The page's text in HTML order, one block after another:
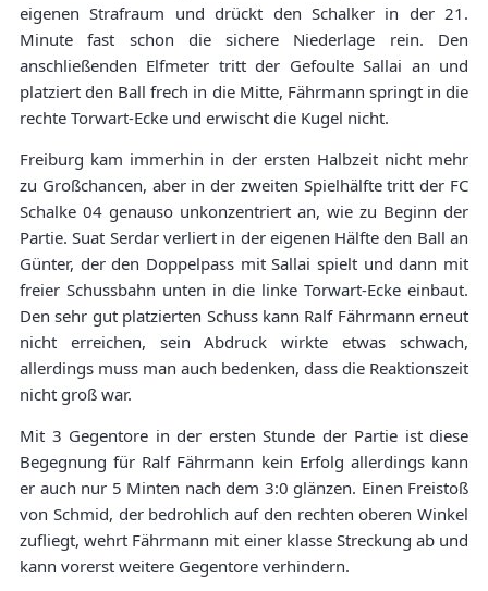
eigenen Strafraum und drückt den Schalker in der 21.
Minute fast schon die sichere Niederlage rein. Den
anschließenden Elfmeter tritt der Gefoulte Sallai an und
platziert den Ball frech in die Mitte, Fährmann springt in die
rechte Torwart-Ecke und erwischt die Kugel nicht.
Freiburg kam immerhin in der ersten Halbzeit nicht mehr
zu Großchancen, aber in der zweiten Spielhälfte tritt der FC
Schalke 04 genauso unkonzentriert an, wie zu Beginn der
Partie. Suat Serdar verliert in der eigenen Hälfte den Ball an
Günter, der den Doppelpass mit Sallai spielt und dann mit
freier Schussbahn unten in die linke Torwart-Ecke einbaut.
Den sehr gut platzierten Schuss kann Ralf Fährmann erneut
nicht erreichen, sein Abdruck wirkte etwas schwach,
allerdings muss man auch bedenken, dass die Reaktionszeit
nicht groß war.
Mit 3 Gegentore in der ersten Stunde der Partie ist diese
Begegnung für Ralf Fährmann kein Erfolg allerdings kann
er auch nur 5 Minten nach dem 3:0 glänzen. Einen Freistoß
von Schmid, der bedrohlich auf den rechten oberen Winkel
zufliegt, wehrt Fährmann mit einer klasse Streckung ab und
kann vorerst weitere Gegentore verhindern.